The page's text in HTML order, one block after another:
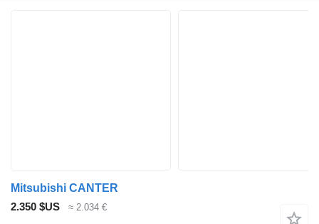
Mitsubishi CANTER
2.350 $US
≈ 2.034 €